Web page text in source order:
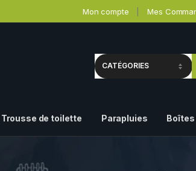
Mon compte Mes
Trousse de toilette Parapluies